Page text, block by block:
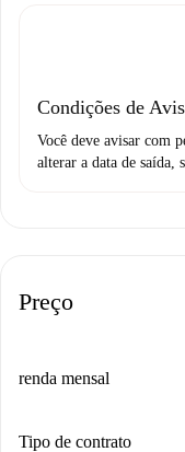
Condições de
Você deve avisar com
alterar a data de saída,
Preço
renda mensal
Tipo de contrato